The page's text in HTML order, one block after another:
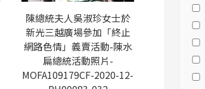
陳總統夫人吳淑珍女士於
新光三越廣場參加「終止
網路色情」義賣活動-陳水
扁總統活動照片-
MOFA109179CF-2020-12-